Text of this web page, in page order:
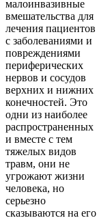
малоинвазивные
вмешательства для
лечения пациентов
с заболеваниями и
повреждениями
периферических
нервов и сосудов
верхних и нижних
конечностей. Это
одни из наиболее
распространенных
и вместе с тем
тяжелых видов
травм, они не
угрожают жизни
человека, но
серьезно
сказываются на его